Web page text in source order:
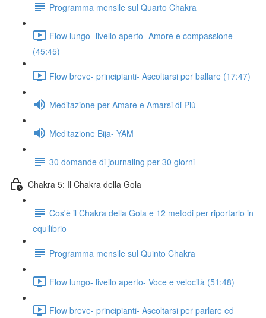
Programma mensile sul Quarto Chakra
Flow lungo- livello aperto- Amore e compassione
(45:45)
Flow breve- principianti- Ascoltarsi per ballare (17:47)
Meditazione per Amare e Amarsi di Più
Meditazione Bija- YAM
30 domande di journaling per 30 giorni
Chakra 5: Il Chakra della Gola
Cos'è il Chakra della Gola e 12 metodi per riportarlo in
equilibrio
Programma mensile sul Quinto Chakra
Flow lungo- livello aperto- Voce e velocità (51:48)
Flow breve- principianti- Ascoltarsi per parlare ed